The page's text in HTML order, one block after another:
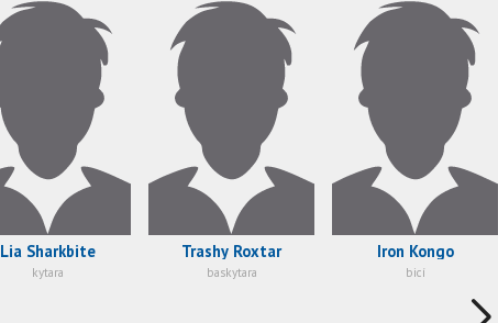
Lia Sharkbite
kytara
Trashy Roxtar
baskytara
Iron Kongo
bicí